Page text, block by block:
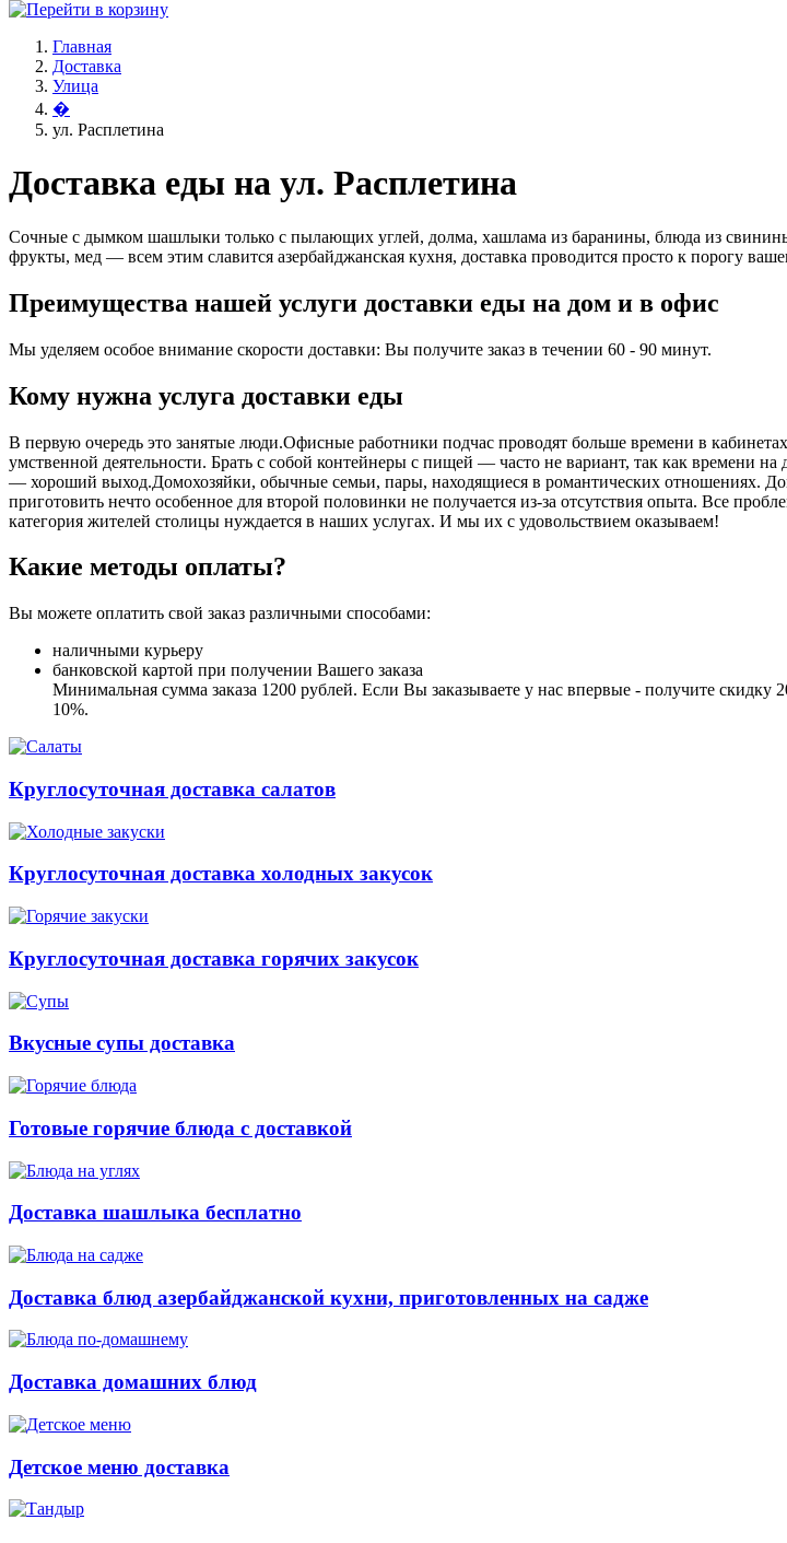
Главная
Доставка
Улица
�
ул. Расплетина
Доставка еды на ул. Расплетина
Сочные с дымком шашлыки только с пылающих углей, долма, хашлама из баранины, блюда из
фрукты, мед — всем этим славится азербайджанская кухня, доставка проводится просто к порогу
Преимущества нашей услуги доставки еды на дом и в офис
Мы уделяем особое внимание скорости доставки: Вы получите заказ в течении 60 - 90 минут.
Кому нужна услуга доставки еды
В первую очередь это занятые люди.Офисные работники подчас проводят больше времени в
умственной деятельности. Брать с собой контейнеры с пищей ― часто не вариант, так как времени
― хороший выход.Домохозяйки, обычные семьи, пары, находящиеся в романтических отношениях.
приготовить нечто особенное для второй половинки не получается из-за отсутствия опыта. Все
категория жителей столицы нуждается в наших услугах. И мы их с удовольствием оказываем!
Какие методы оплаты?
Вы можете оплатить свой заказ различными способами:
наличными курьеру
банковской картой при получении Вашего заказа
Минимальная сумма заказа 1200 рублей. Если Вы заказываете у нас впервые - получите
10%.
Круглосуточная доставка салатов
Круглосуточная доставка холодных закусок
Круглосуточная доставка горячих закусок
Вкусные супы доставка
Готовые горячие блюда с доставкой
Доставка шашлыка бесплатно
Доставка блюд азербайджанской кухни, приготовленных на садже
Доставка домашних блюд
Детское меню доставка